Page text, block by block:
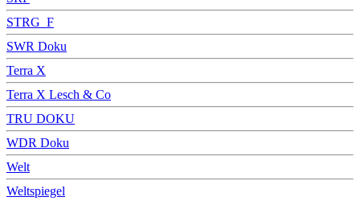
STRG_F
SWR Doku
Terra X
Terra X Lesch & Co
TRU DOKU
WDR Doku
Welt
Weltspiegel